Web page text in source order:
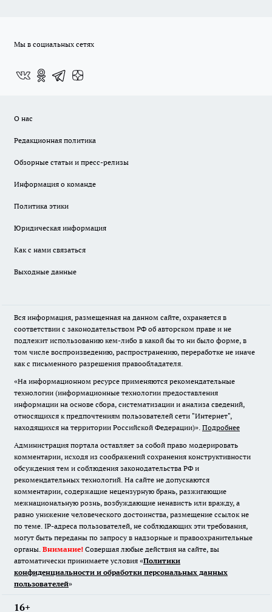
Мы в социальных сетях
О нас
Редакционная политика
Обзорные статьи и пресс-релизы
Информация о команде
Политика этики
Юридическая информация
Как с нами связаться
Выходные данные
Вся информация, размещенная на данном сайте, охраняется в
соответствии с законодательством РФ об авторском праве и не
подлежит использованию кем-либо в какой бы то ни было форме, в
том числе воспроизведению, распространению, переработке не иначе
как с письменного разрешения правообладателя.
«На информационном ресурсе применяются рекомендательные
технологии (информационные технологии предоставления
информации на основе сбора, систематизации и анализа сведений,
относящихся к предпочтениям пользователей сети "Интернет",
находящихся на территории Российской Федерации)». Подробнее
Администрация портала оставляет за собой право модерировать
комментарии, исходя из соображений сохранения конструктивности
обсуждения тем и соблюдения законодательства РФ и
рекомендательных технологий. На сайте не допускаются
комментарии, содержащие нецензурную брань, разжигающие
межнациональную рознь, возбуждающие ненависть или вражду, а
равно унижение человеческого достоинства, размещение ссылок не
по теме. IP-адреса пользователей, не соблюдающих эти требования,
могут быть переданы по запросу в надзорные и правоохранительные
органы. Внимание! Совершая любые действия на сайте, вы
автоматически принимаете условия «Политики
конфиденциальности и обработки персональных данных
пользователей»
16+